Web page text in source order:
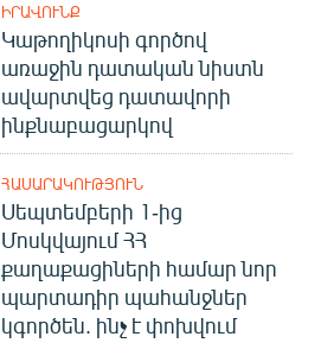
ԻՐԱՎՈՒՆՔ
Կաթողիկոսի գործով
առաջին դատական նիստն
ավարտվեց դատավորի
ինքնաբացարկով
ՀԱՍԱՐԱԿՈՒԹՅՈՒՆ
Սեպտեմբերի 1-ից
Մոսկվայում ՀՀ
քաղաքացիների համար նոր
պարտադիր պահանջներ
կգործեն. ինչ է փոխվում